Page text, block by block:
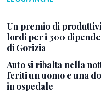
Un premio di
lordi per i 300
di Gorizia
Auto si ribalta nella
feriti un uomo e una
in ospedale